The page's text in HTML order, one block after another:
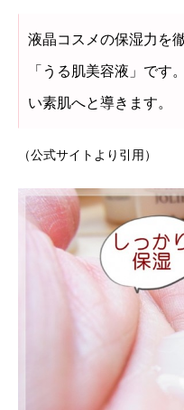
液晶コスメの保湿力を
「うる肌美容液」です
い素肌へと導きます。
（公式サイトより引用）